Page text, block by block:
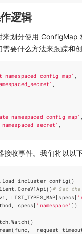
逻辑
划分使用 ConfigMap
要什么方法来跟踪和
,
,
,
,
收事件。我们将以以
load_incluster_config()
. CoreV1Api() # Get
, LIST_TYPES_MAP[ specs[
, specs[ 'namespace' ])
.Watch()
( func ,